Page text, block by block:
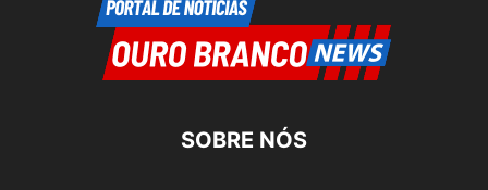
SOBRE NÓS